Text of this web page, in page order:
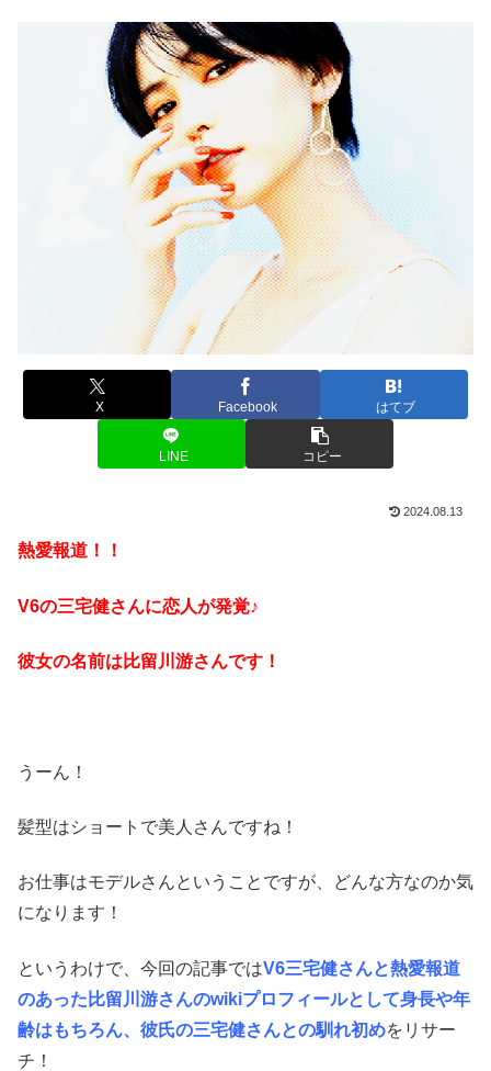
X Facebook はてブ
LINE コピー
2024.08.13
熱愛報道！！
V6の三宅健さんに恋人が発覚♪
彼女の名前は比留川游さんです！
うーん！
髪型はショートで美人さんですね！
お仕事はモデルさんということですが、どんな方なのか気
になります！
というわけで、今回の記事ではV6三宅健さんと熱愛報道
のあった比留川游さんのwikiプロフィールとして身長や年
齢はもちろん、彼氏の三宅健さんとの馴れ初めをリサー
チ！